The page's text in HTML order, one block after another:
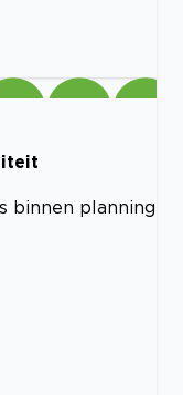
binnen planning